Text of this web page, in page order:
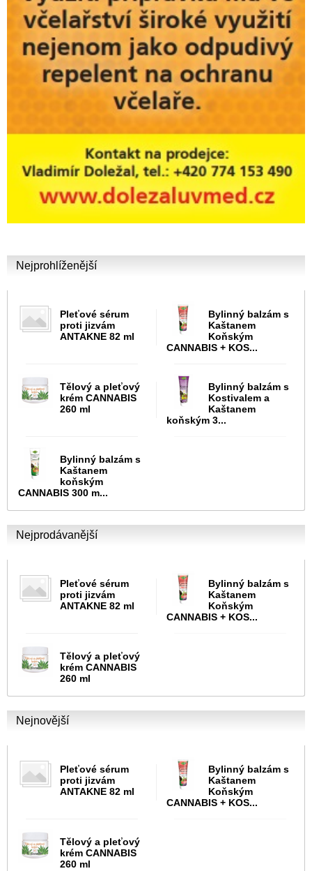
Nejprohlíženější
Pleťové sérum
proti jizvám
ANTAKNE 82 ml
Bylinný balzám s
Kaštanem
Koňským
CANNABIS + KOS...
Tělový a pleťový
krém CANNABIS
260 ml
Bylinný balzám s
Kostivalem a
Kaštanem
koňským 3...
Bylinný balzám s
Kaštanem
koňským
CANNABIS 300 m...
Nejprodávanější
Pleťové sérum
proti jizvám
ANTAKNE 82 ml
Bylinný balzám s
Kaštanem
Koňským
CANNABIS + KOS...
Tělový a pleťový
krém CANNABIS
260 ml
Nejnovější
Pleťové sérum
proti jizvám
ANTAKNE 82 ml
Bylinný balzám s
Kaštanem
Koňským
CANNABIS + KOS...
Tělový a pleťový
krém CANNABIS
260 ml